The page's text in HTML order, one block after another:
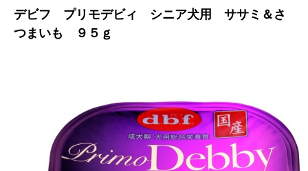
デビフ プリモデビィ シニア犬用 ササミ＆さ
つまいも ９５ｇ